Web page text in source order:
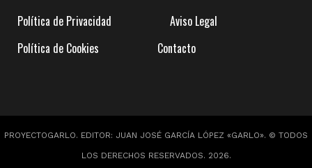
Política de Privacidad
Aviso Legal
Política de Cookies
Contacto
PROYECTOGARLO. EDITOR: JUAN JOSÉ GARCÍA LÓPEZ «GARLO». © TODOS
LOS DERECHOS RESERVADOS. 2026.